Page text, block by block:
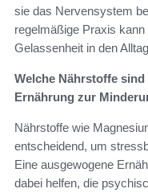
sie das Nervensystem
regelmäßige Praxis
Gelassenheit in den
Welche Nährstoffe
Ernährung zur
Nährstoffe wie
entscheidend, um
Eine ausgewogene
dabei helfen, die